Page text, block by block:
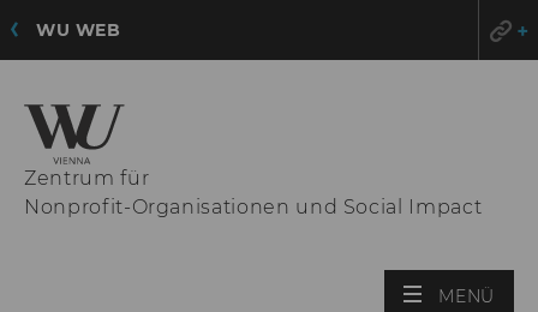
WU WEB
Zentrum für
Nonprofit-Organisationen und Social Impact
MENÜ